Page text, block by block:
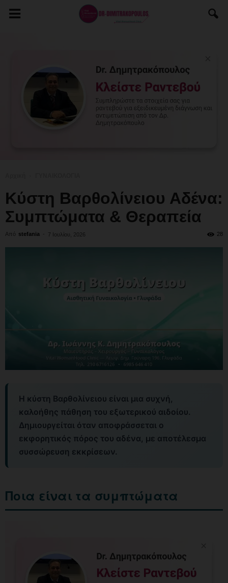
Κύστη Βαρθολίνειου Αδένα:
Συμπτώματα & Θεραπεία
Από stefania - 7 Ιουλίου, 2026 28
Η κύστη Βαρθολίνειου είναι μια συχνή,
καλοήθης πάθηση του εξωτερικού αιδοίου.
Δημιουργείται όταν αποφράσσεται ο
εκφορητικός πόρος του αδένα, με αποτέλεσμα
συσσώρευση εκκρίσεων.
Ποια είναι τα συμπτώματα